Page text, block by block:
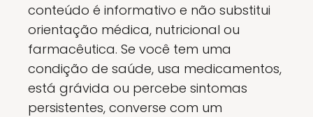
conteúdo é informativo e não substitui
orientação médica, nutricional ou
farmacêutica. Se você tem uma
condição de saúde, usa medicamentos,
está grávida ou percebe sintomas
persistentes, converse com um